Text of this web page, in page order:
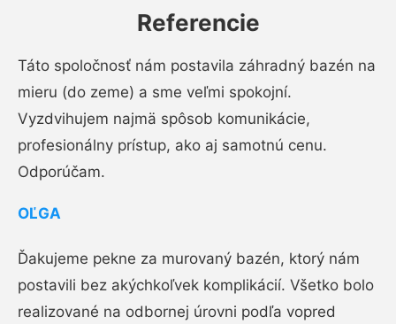
Referencie
Táto spoločnosť nám postavila záhradný bazén na
mieru (do zeme) a sme veľmi spokojní.
Vyzdvihujem najmä spôsob komunikácie,
profesionálny prístup, ako aj samotnú cenu.
Odporúčam.
OĽGA
Ďakujeme pekne za murovaný bazén, ktorý nám
postavili bez akýchkoľvek komplikácií. Všetko bolo
realizované na odbornej úrovni podľa vopred